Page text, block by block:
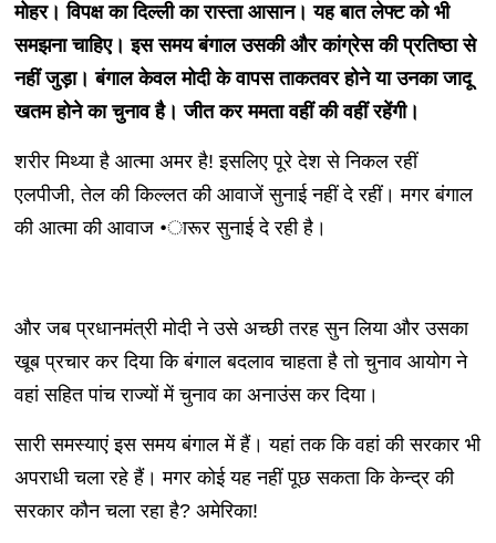
मोहर। विपक्ष का दिल्ली का रास्ता आसान। यह बात लेफ्ट को भी
समझना चाहिए। इस समय बंगाल उसकी और कांग्रेस की प्रतिष्ठा से
नहीं जुड़ा। बंगाल केवल मोदी के वापस ताकतवर होने या उनका जादू
खतम होने का चुनाव है। जीत कर ममता वहीं की वहीं रहेंगी।
शरीर मिथ्या है आत्मा अमर है! इसलिए पूरे देश से निकल रहीं
एलपीजी, तेल की किल्लत की आवाजें सुनाई नहीं दे रहीं। मगर बंगाल
की आत्मा की आवाज •ारूर सुनाई दे रही है।
और जब प्रधानमंत्री मोदी ने उसे अच्छी तरह सुन लिया और उसका
खूब प्रचार कर दिया कि बंगाल बदलाव चाहता है तो चुनाव आयोग ने
वहां सहित पांच राज्यों में चुनाव का अनाउंस कर दिया।
सारी समस्याएं इस समय बंगाल में हैं। यहां तक कि वहां की सरकार भी
अपराधी चला रहे हैं। मगर कोई यह नहीं पूछ सकता कि केन्द्र की
सरकार कौन चला रहा है? अमेरिका!